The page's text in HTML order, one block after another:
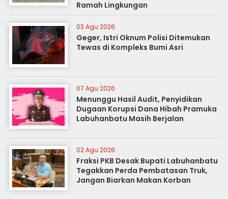
Ramah Lingkungan
03 Agu 2026
Geger, Istri Oknum Polisi Ditemukan
Tewas di Kompleks Bumi Asri
07 Agu 2026
Menunggu Hasil Audit, Penyidikan
Dugaan Korupsi Dana Hibah Pramuka
Labuhanbatu Masih Berjalan
02 Agu 2026
Fraksi PKB Desak Bupati Labuhanbatu
Tegakkan Perda Pembatasan Truk,
Jangan Biarkan Makan Korban